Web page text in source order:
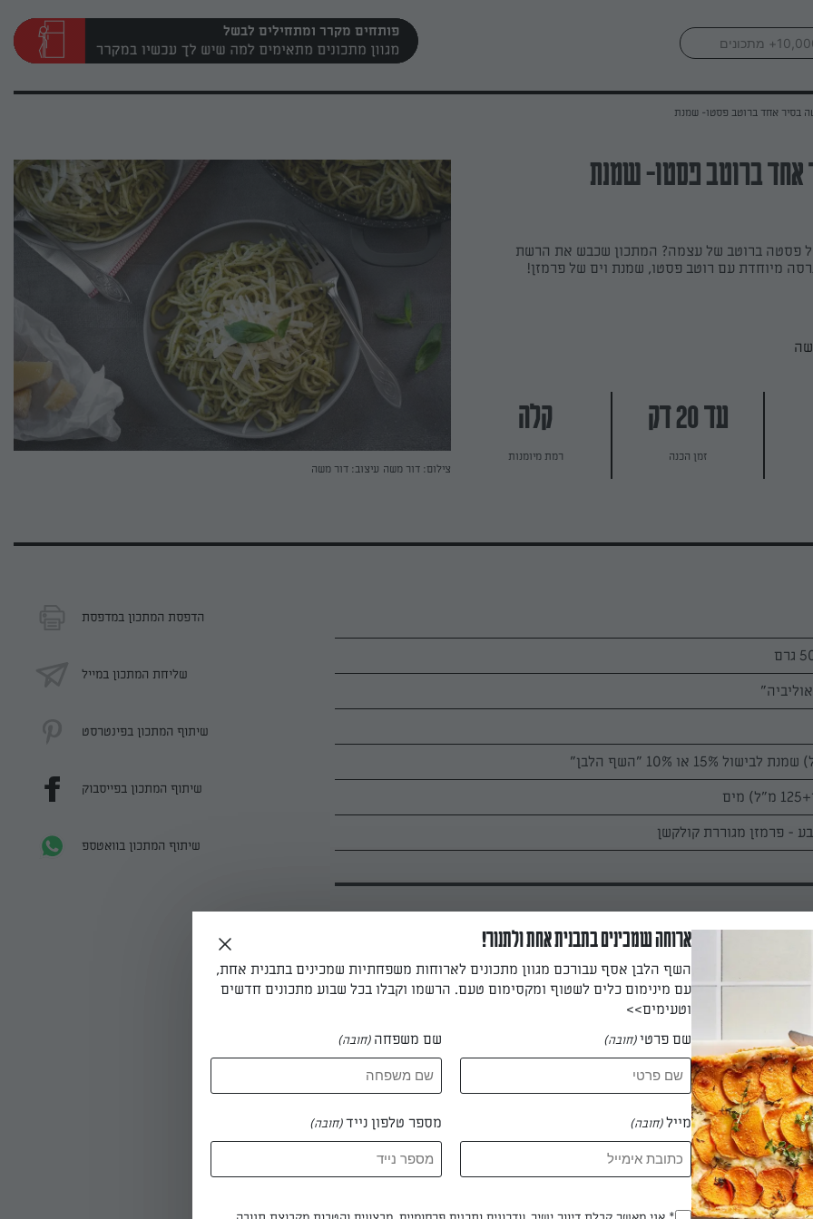
פותחים מקרר ומתחילים לבשל
בסיר אחד ברוטב פסטו- שמנת
אחד ברוטב פסטו- שמנת
פסטה ברוטב של עצמה? המתכון שכבש את הרשת
מיוחדת עם רוטב פסטו, שמנת וים של פרמזן!
עד 20 דק
זמן הכנה
קלה
רמת מיומנות
צילום: דור משה עיצוב: דור משה
את כל הרכיבים פרט לגבינה. מכסים את הסיר ומבשלים על להבה בינונית.
לרתוח, מסירים את המכסה ומידי פעם מערבבים, עד שנוצר רוטב סמיך
מוסיפים את הפרמזן וטועמים- בשלב הזה ניתן להוסיף מעט מים ומלח לסיר
מידי לטעמכם.
הדפסת המתכון במדפסת
שליחת המתכון במייל
שיתוף המתכון בפינטרסט
שיתוף המתכון בפייסבוק
שיתוף המתכון בוואטספ
ארוחה שמכינים בתבנית אחת ולתנור!
השף הלבן אסף עבורכם מגוון מתכונים לארוחות משפחתיות שמכינים בתבנית אחת,
עם מינימום כלים לשטוף ומקסימום טעם. הרשמו וקבלו בכל שבוע מתכונים חדשים
וטעימים>>
שם פרטי(חובה) שם משפחה (חובה)
מייל(חובה) מספר טלפון נייד(חובה)